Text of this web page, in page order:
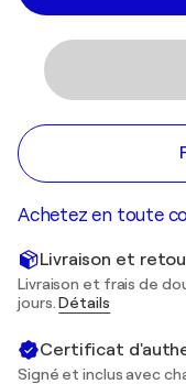
Achetez en toute
Livraison et
Livraison et frais de
jours.Détails
Certificat
Signé et inclus avec